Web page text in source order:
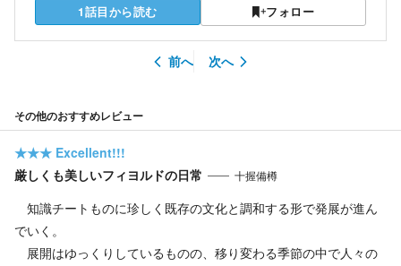
1話目から読む フォロー
前へ 次へ
その他のおすすめレビュー
★★★ Excellent!!!
厳しくも美しいフィヨルドの日常
十握備樽
知識チートものに珍しく既存の文化と調和する形で発展が進ん
でいく。
展開はゆっくりしているものの、移り変わる季節の中で人々の